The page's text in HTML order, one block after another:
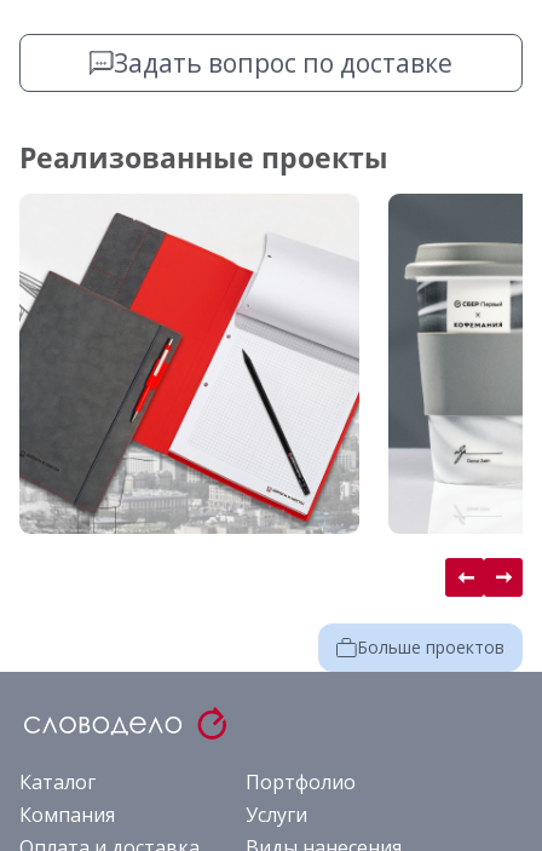
Задать вопрос по доставке
Реализованные проекты
Больше проектов
Каталог
Портфолио
Компания
Услуги